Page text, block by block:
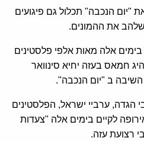
"יום הנכבה" תכלול גם פיגועים
את ההמונים.
אלה מאות אלפי פלסטינים
חמאס בעזה יחיא סינוואר
ב "יום הנכבה".
ערביי ישראל, הפלסטינים
לקיים בימים אלה "צעדות
רצועת עזה.